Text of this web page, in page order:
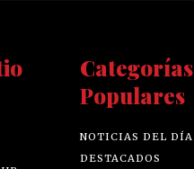
Categorías
Populares
NOTICIAS DEL DÍA
DESTACADOS